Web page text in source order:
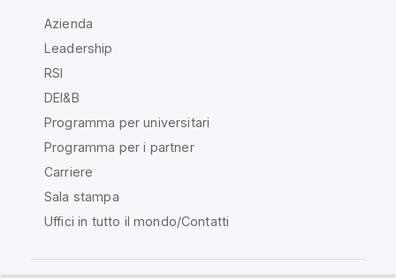
Azienda
Leadership
RSI
DEI&B
Programma per universitari
Programma per i partner
Carriere
Sala stampa
Uffici in tutto il mondo/Contatti